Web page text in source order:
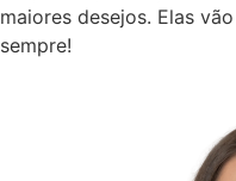
maiores desejos. Elas
sempre!